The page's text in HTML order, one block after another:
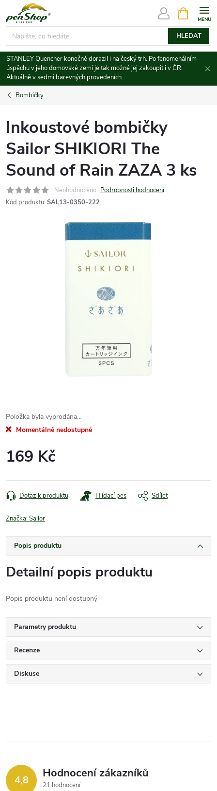
na
obsah
HLEDAT
NÁKUPNÍ
KOŠÍK
STANLEY Quencher konečně dorazil i na český trh. Po fenomenálním
úspěchu v jeho domovské zemi je tak možné jej zakoupit i v ČR.
Aktuálně v sedmi barevných provedeních.
Bombičky
Inkoustové bombičky
Sailor SHIKIORI The
Sound of Rain ZAZA 3 ks
Neohodnoceno Podrobnosti hodnocení
Kód produktu: SAL13-0350-222
Položka byla vyprodána…
Momentálně nedostupné
169 Kč
cena:
Dotaz k produktu Hlídací pes Sdílet
Značka:Sailor
Popis produktu
Detailní popis produktu
Popis produktu není dostupný
Parametry produktu
Recenze
Diskuse
4,8 Hodnocení zákazníků
21 hodnocení